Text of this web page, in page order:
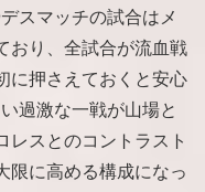
スマッチの試合はメ
おり、全試合が流血戦
に押さえておくと安心
過激な一戦が山場と
レスとのコントラスト
限に高める構成になっ